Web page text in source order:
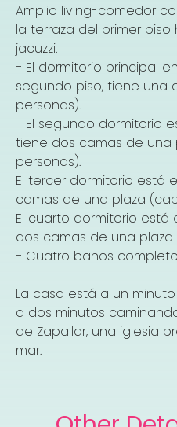
Amplio living-comedor
la terraza del primer
jacuzzi.
− El dormitorio principal
segundo piso, tiene una
personas).
− El segundo dormitorio
tiene dos camas de
personas).
El tercer dormitorio está
camas de una plaza
El cuarto dormitorio está
dos camas de una
− Cuatro baños
La casa está a un
a dos minutos
de Zapallar, una iglesia
mar.